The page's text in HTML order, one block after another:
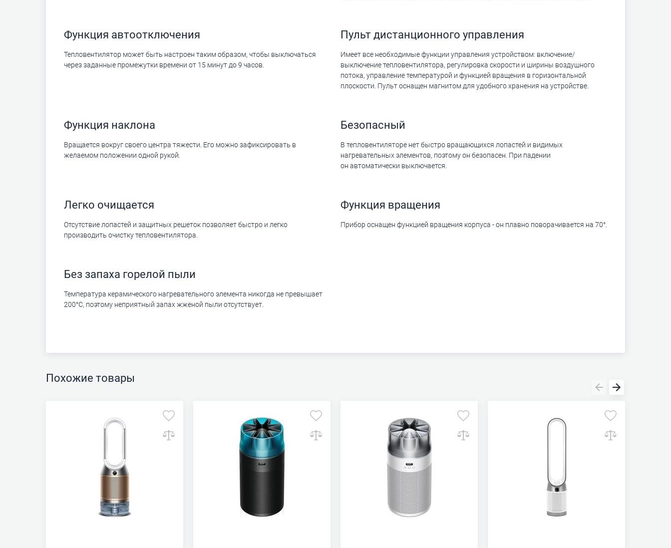
Функция автоотключения
Тепловентилятор может быть настроен таким образом, чтобы выключаться
через заданные промежутки времени от 15 минут до 9 часов.
Пульт дистанционного управления
Имеет все необходимые функции управления устройством: включение/
выключение тепловентилятора, регулировка скорости и ширины воздушного
потока, управление температурой и функцией вращения в горизонтальной
плоскости. Пульт оснащен магнитом для удобного хранения на устройстве.
Функция наклона
Bращается вокруг своего центра тяжести. Его можно зафиксировать в
желаемом положении одной рукой.
Безопасный
В тепловентиляторе нет быстро вращающихся лопастей и видимых
нагревательных элементов, поэтому он безопасен. При падении
он автоматически выключается.
Легко очищается
Отсутствие лопастей и защитных решеток позволяет быстро и легко
производить очистку тепловентилятора.
Функция вращения
Прибор оснащен функцией вращения корпуса - он плавно поворачивается на 70°.
Без запаха горелой пыли
Температура керамического нагревательного элемента никогда не превышает
200°C, поэтому неприятный запах жженой пыли отсутствует.
Похожие товары